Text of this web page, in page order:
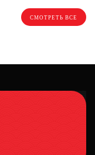
СМОТРЕТЬ ВСЕ